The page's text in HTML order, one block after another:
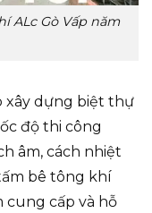
ALc Gò Vấp năm
xây dựng biệt thự
độ thi công
âm, cách nhiệt
bê tông khí
cung cấp và hỗ